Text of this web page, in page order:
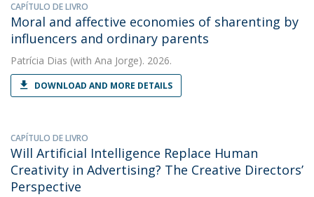
CAPÍTULO DE LIVRO
Moral and affective economies of sharenting by
influencers and ordinary parents
Patrícia Dias (with Ana Jorge). 2026.
DOWNLOAD AND MORE DETAILS
CAPÍTULO DE LIVRO
Will Artificial Intelligence Replace Human
Creativity in Advertising? The Creative Directors’
Perspective